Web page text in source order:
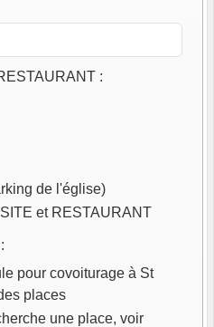
:
de l'église)
et RESTAURANT
:
pour covoiturage à St
places
une place, voir